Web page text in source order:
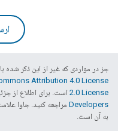
جز در مواردی که غیر از این ذکر
Attribution 4.0 License
2.0 License است. برای اطلاع از
Developers‏
به آن است.